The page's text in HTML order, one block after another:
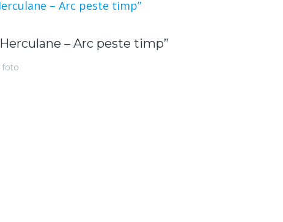
– Arc peste timp”
foto